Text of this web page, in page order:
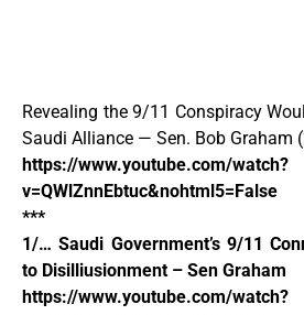
Revealing the 9/11 Conspiracy
Saudi Alliance — Sen. Bob Graham
https://www.youtube.com/watch?
v=QWlZnnEbtuc&nohtml5=False
***
1/… Saudi Government’s 9/11
to Disilliusionment – Sen Graham
https://www.youtube.com/watch?